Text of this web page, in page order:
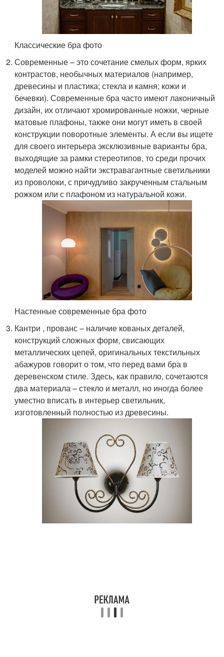
Классические бра фото
Современные – это сочетание смелых форм, ярких
контрастов, необычных материалов (например,
древесины и пластика; стекла и камня; кожи и
бечевки). Современные бра часто имеют лаконичный
дизайн, их отличают хромированные ножки, черные
матовые плафоны, также они могут иметь в своей
конструкции поворотные элементы. А если вы ищете
для своего интерьера эксклюзивные варианты бра,
выходящие за рамки стереотипов, то среди прочих
моделей можно найти экстравагантные светильники
из проволоки, с причудливо закрученным стальным
рожком или с плафоном из натуральной кожи.
Настенные современные бра фото
Кантри , прованс – наличие кованых деталей,
конструкций сложных форм, свисающих
металлических цепей, оригинальных текстильных
абажуров говорит о том, что перед вами бра в
деревенском стиле. Здесь, как правило, сочетаются
два материала – стекло и металл, но иногда более
уместно вписать в интерьер светильник,
изготовленный полностью из древесины.